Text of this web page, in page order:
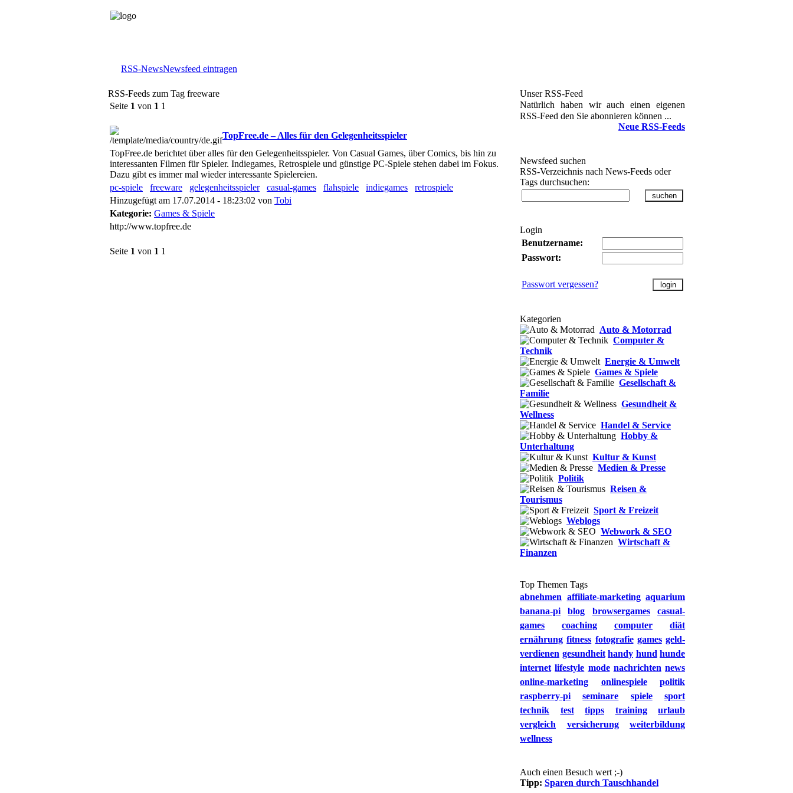
RSS-NewsNewsfeed eintragen
RSS-Feeds zum Tag freeware
Seite 1 von 1 1
TopFree.de – Alles für den Gelegenheitsspieler
TopFree.de berichtet über alles für den Gelegenheitsspieler. Von Casual Games, über Comics, bis hin zu
interessanten Filmen für Spieler. Indiegames, Retrospiele und günstige PC-Spiele stehen dabei im Fokus.
Dazu gibt es immer mal wieder interessante Spielereien.
pc-spiele
freeware gelegenheitsspieler casual-games flahspiele indiegames
retrospiele
Hinzugefügt am 17.07.2014 - 18:23:02 von Tobi
Kategorie: Games & Spiele
http://www.topfree.de
Seite 1 von 1 1
Unser RSS-Feed
Natürlich haben wir auch einen eigenen
RSS-Feed den Sie abonnieren können ...
Neue RSS-Feeds
Newsfeed suchen
RSS-Verzeichnis nach News-Feeds oder
Tags durchsuchen:
Login
Benutzername:
Passwort:
Passwort vergessen?
Kategorien
Auto & Motorrad
Computer &
Technik
Energie & Umwelt
Games & Spiele
Gesellschaft &
Familie
Gesundheit &
Wellness
Handel & Service
Hobby &
Unterhaltung
Kultur & Kunst
Medien & Presse
Politik
Reisen &
Tourismus
Sport & Freizeit
Weblogs
Webwork & SEO
Wirtschaft &
Finanzen
Top Themen Tags
abnehmen affiliate-marketing aquarium
banana-pi
blog browsergames
casual-
games
coaching computer
diät
ernährung fitness fotografie games geld-
verdienen gesundheit handy hund hunde
internet lifestyle mode nachrichten news
online-marketing
onlinespiele
politik
raspberry-pi
seminare spiele
sport
technik
test tipps training
urlaub
vergleich
versicherung
weiterbildung
wellness
Auch einen Besuch wert ;-)
Tipp: Sparen durch Tauschhandel